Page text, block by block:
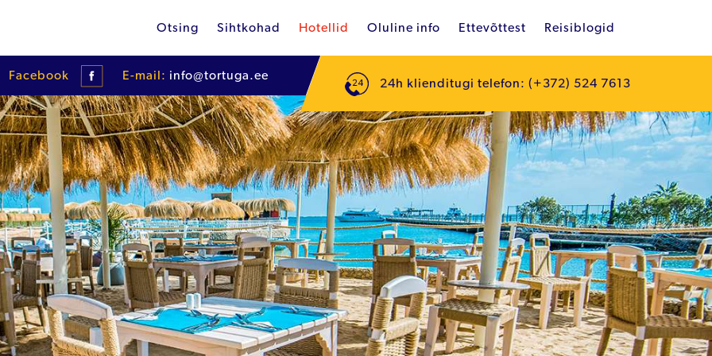
Otsing Sihtkohad Hotellid Oluline info Ettevõttest Reisiblogid
Facebook E-mail: info@tortuga.ee
24h klienditugi telefon: (+372) 524 7613